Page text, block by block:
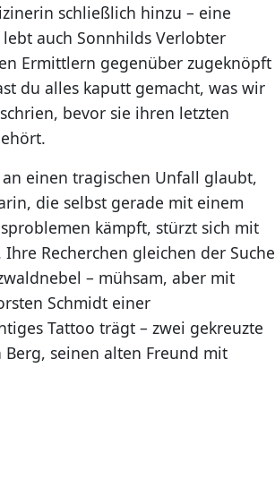
schließlich hinzu – eine
auch Sonnhilds Verlobter
Ermittlern gegenüber zugeknöpft
du alles kaputt gemacht, was wir
bevor sie ihren letzten
einen tragischen Unfall glaubt,
die selbst gerade mit einem
kämpft, stürzt sich mit
Recherchen gleichen der Suche
– mühsam, aber mit
Schmidt einer
Tattoo trägt – zwei gekreuzte
seinen alten Freund mit